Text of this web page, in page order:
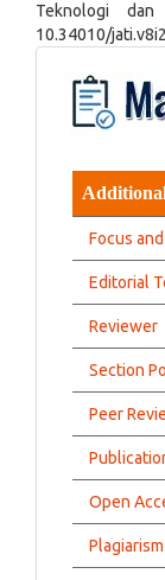
Teknologi
10.34010/
Focus
Editorial
Reviewer
Section
Peer
Open